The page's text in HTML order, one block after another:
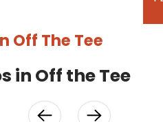
Off The Tee
in Off the Tee